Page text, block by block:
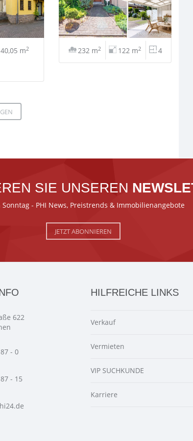
m2 232 m2 122 m2 4
SIE UNSEREN
Sonntag - PHI News, Preistrends & Immobilienangebote
JETZT ABONNIEREN
622
- 0
- 15
HILFREICHE LINKS
Verkauf
Vermieten
VIP SUCHKUNDE
Karriere